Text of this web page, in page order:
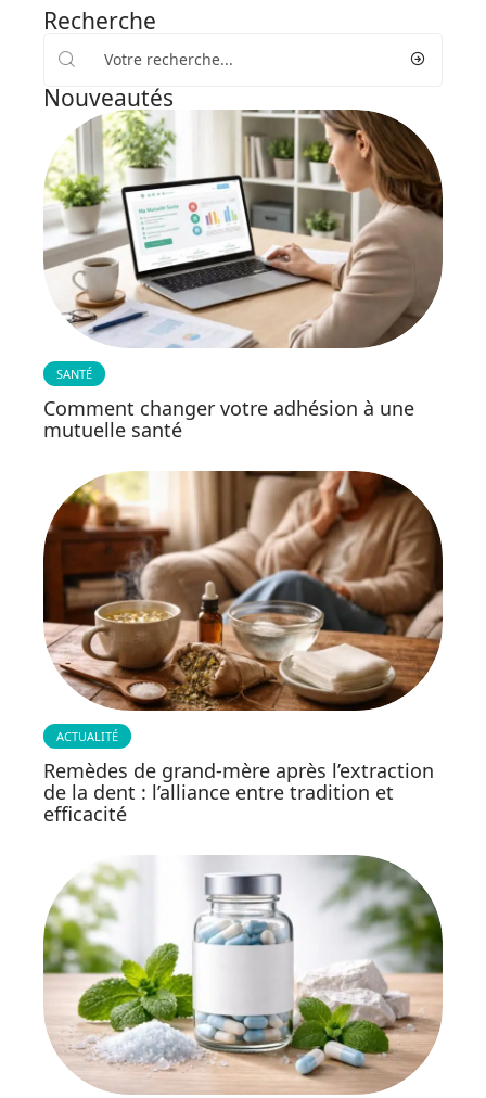
Recherche
Nouveautés
SANTÉ
Comment changer votre adhésion à une
mutuelle santé
ACTUALITÉ
Remèdes de grand-mère après l’extraction
de la dent : l’alliance entre tradition et
efficacité